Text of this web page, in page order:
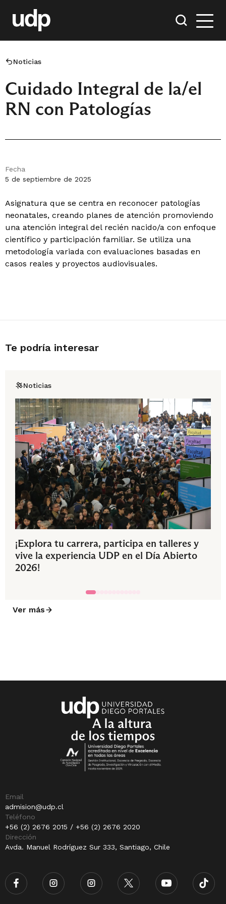
Noticias
Cuidado Integral de la/el
RN con Patologías
Fecha
5 de septiembre de 2025
Asignatura que se centra en reconocer patologías
neonatales, creando planes de atención promoviendo
una atención integral del recién nacido/a con enfoque
científico y participación familiar. Se utiliza una
metodología variada con evaluaciones basadas en
casos reales y proyectos audiovisuales.
Te podría interesar
Noticias
¡Explora tu carrera, participa en talleres y
vive la experiencia UDP en el Día Abierto
2026!
Ver más
Email
admision@udp.cl
Teléfono
+56 (2) 2676 2015 / +56 (2) 2676 2020
Dirección
Avda. Manuel Rodríguez Sur 333, Santiago, Chile